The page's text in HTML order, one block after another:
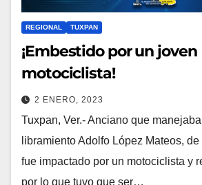
REGIONAL TUXPAN
¡Embestido por un joven
motociclista!
2 ENERO, 2023
Tuxpan, Ver.- Anciano que
libramiento Adolfo López Mateos,
fue impactado por un motociclista y
por lo que tuvo que ser…